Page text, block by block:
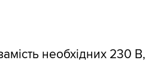
необхідних 230 В,